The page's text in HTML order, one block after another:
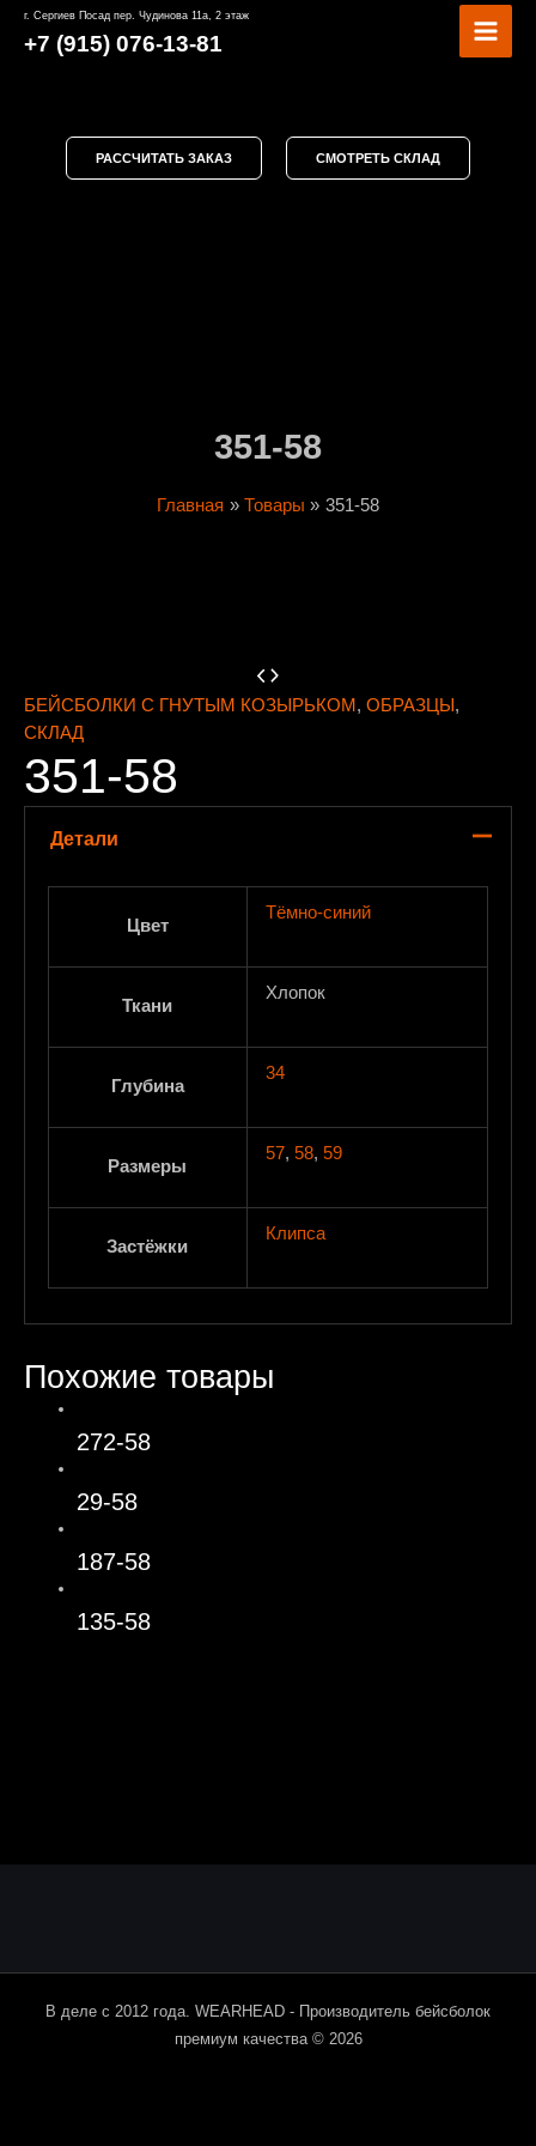
Перейти
г. Сергиев Посад пер. Чудинова 11а, 2 этаж
+7 (915) 076-13-81
РАССЧИТАТЬ ЗАКАЗ СМОТРЕТЬ СКЛАД
351-58
Главная Товары 351-58
БЕЙСБОЛКИ С ГНУТЫМ КОЗЫРЬКОМ , ОБРАЗЦЫ ,
СКЛАД
351-58
Детали
Цвет
Тёмно-синий
Ткани
Хлопок
Глубина
34
Размеры
57, 58, 59
Застёжки
Клипса
Похожие товары
272-58
29-58
187-58
135-58
В деле с 2012 года. WEARHEAD - Производитель бейсболок
премиум качества © 2026